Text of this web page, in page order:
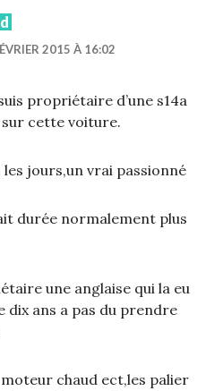
2015 À 16:02
propriétaire d’une s14a
sur cette voiture.
les jours,un vrai passionné
durée normalement plus
une anglaise qui la eu
dix ans a pas du prendre
chaud ect,les palier